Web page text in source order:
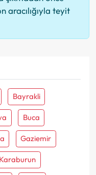
aracılığıyla teyit
Bayrakli
Buca
Gaziemir
Karaburun